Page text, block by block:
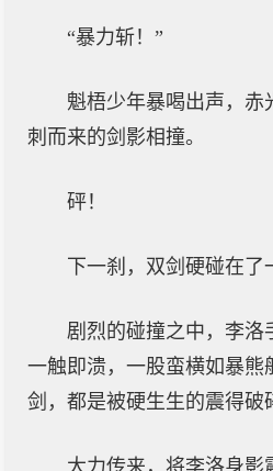
“暴力斩！”
魁梧少年暴喝出声，赤
刺而来的剑影相撞。
砰！
下一刹，双剑硬碰在了
剧烈的碰撞之中，李洛
一触即溃，一股蛮横如暴熊
剑，都是被硬生生的震得破
大力传来，将李洛身影